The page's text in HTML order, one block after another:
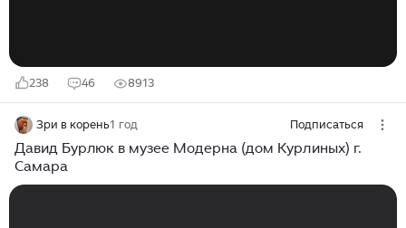
238 46 8913
Зри в корень1 год Подписаться
Давид Бурлюк в музее Модерна (дом Курлиных) г.
Самара